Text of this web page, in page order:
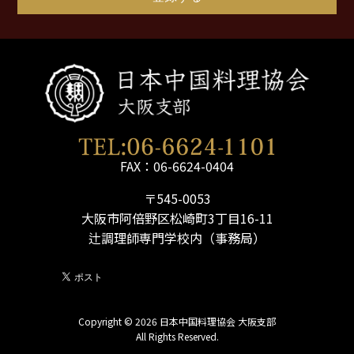
FAX：06-6624-0404
〒545-0053
大阪市阿倍野区松崎町3丁目16-11
辻調理師専門学校内（事務局）
Copyright © 2026 日本中国料理協会 大阪支部
All Rights Reserved.